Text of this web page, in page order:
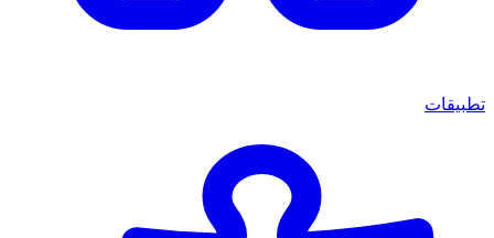
تطبيقات